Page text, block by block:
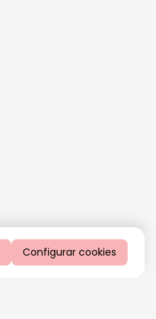
Configurar cookies